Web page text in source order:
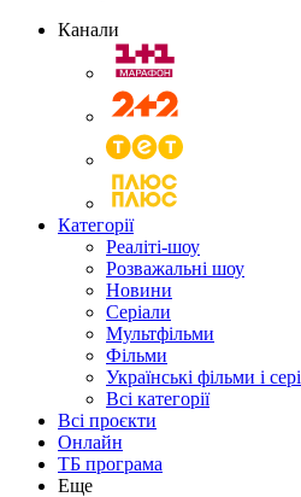
Канали
Категорії
Реаліті-шоу
Розважальні шоу
Новини
Серіали
Мультфільми
Фільми
Українські фільми і
Всі категорії
Всі проєкти
Онлайн
ТБ програма
Еще